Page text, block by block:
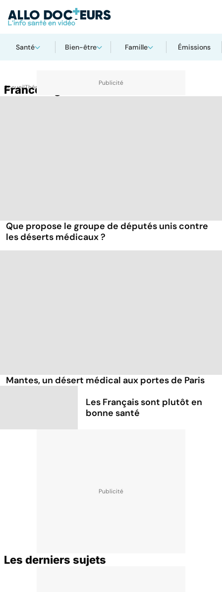
Santé Bien-être Famille Émissions
AccueilThématiques
France région
Que propose le groupe de députés unis contre
les déserts médicaux ?
Mantes, un désert médical aux portes de Paris
Les Français sont plutôt en
bonne santé
Les derniers sujets